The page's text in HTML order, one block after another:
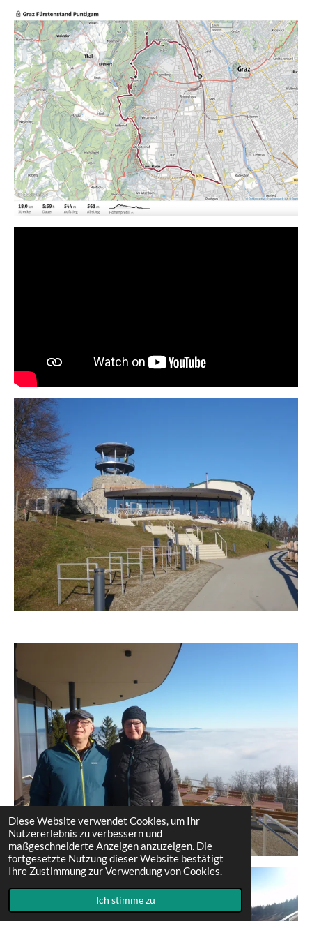
Diese Website verwendet Cookies, um Ihr
Nutzererlebnis zu verbessern und
maßgeschneiderte Anzeigen anzuzeigen. Die
fortgesetzte Nutzung dieser Website bestätigt
Ihre Zustimmung zur Verwendung von Cookies.
Ich stimme zu